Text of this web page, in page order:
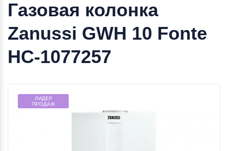
Газовая колонка
Zanussi GWH 10 Fonte
НС-1077257
ЛИДЕР
ПРОДАЖ